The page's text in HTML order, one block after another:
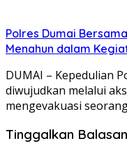
Polres Dumai
Menahun dalam
DUMAI – Kepedulian
diwujudkan melalui
mengevakuasi
Tinggalkan Balasan